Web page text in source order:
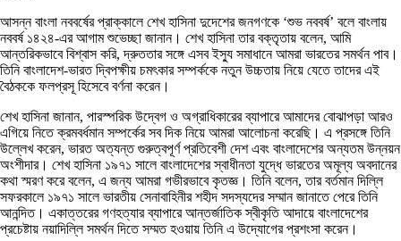
আসন্ন বাংলা নববর্ষের প্রাক্কালে শেখ হাসিনা দুদেশের জনগণকে ‘শুভ নববর্ষ’ বলে বাংলায়
নববর্ষ ১৪২৪-এর আগাম শুভেচ্ছা জানান। শেখ হাসিনা তার বক্তৃতায় বলেন, আমি
আন্তরিকভাবে বিশ্বাস করি, দ্রুততার সঙ্গে এসব ইস্যু সমাধানে আমরা ভারতের সমর্থন পাব।
তিনি বাংলাদেশ-ভারত দ্বিপক্ষীয় চমৎকার সম্পর্ককে নতুন উচ্চতায় নিয়ে যেতে তাদের এই
বৈঠককে ফলপ্রসূ হিসেবে বর্ণনা করেন।
শেখ হাসিনা জানান, পারস্পরিক উদ্বেগ ও অগ্রাধিকারের ব্যাপারে আমাদের বোঝাপড়া আরও
এগিয়ে নিতে ক্রমবর্ধমান সম্পর্কের সব দিক নিয়ে আমরা আলোচনা করেছি। এ প্রসঙ্গে তিনি
উল্লেখ করেন, ভারত অত্যন্ত গুরুত্বপূর্ণ প্রতিবেশী দেশ এবং বাংলাদেশের অন্যতম উন্নয়ন
অংশীদার। শেখ হাসিনা ১৯৭১ সালে বাংলাদেশের স্বাধীনতা যুদ্ধে ভারতের অমূল্য অবদানের
কথা স্মরণ করে বলেন, এ জন্য আমরা গভীরভাবে কৃতজ্ঞ। তিনি বলেন, তার বর্তমান দিল্লি
সফরকালে ১৯৭১ সালে ভারতীয় সেনাবাহিনীর শহীদ সদস্যদের সম্মান জানাতে পেরে তিনি
আনন্দিত। একাত্তরের গণহত্যার ব্যাপারে আন্তর্জাতিক স্বীকৃতি আদায়ে বাংলাদেশের
প্রচেষ্টায় নয়াদিল্লি সমর্থন দিতে সম্মত হওয়ায় তিনি এ উদ্যোগের প্রশংসা করেন।